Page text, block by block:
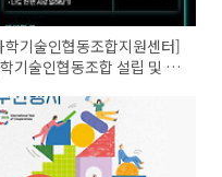
학기술인협동조합지원센터]
기술인협동조합 설립 및 경